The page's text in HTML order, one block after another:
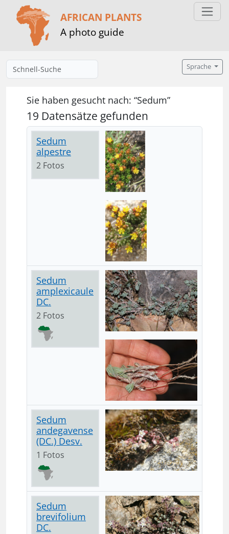
AFRICAN PLANTS
A photo guide
Sprache
Sie haben gesucht nach: “Sedum”
19 Datensätze gefunden
Sedum
alpestre
2 Fotos
Sedum
amplexicaule
DC.
2 Fotos
Sedum
andegavense
(DC.) Desv.
1 Fotos
Sedum
brevifolium
DC.